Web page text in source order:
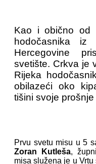
Kao i obično od
hodočasnika
Hercegovine
svetište. Crkva je
Rijeka
obilazeći oko
tišini svoje
Prvu svetu misu u 5
Zoran Kutleša,
misa služena je u